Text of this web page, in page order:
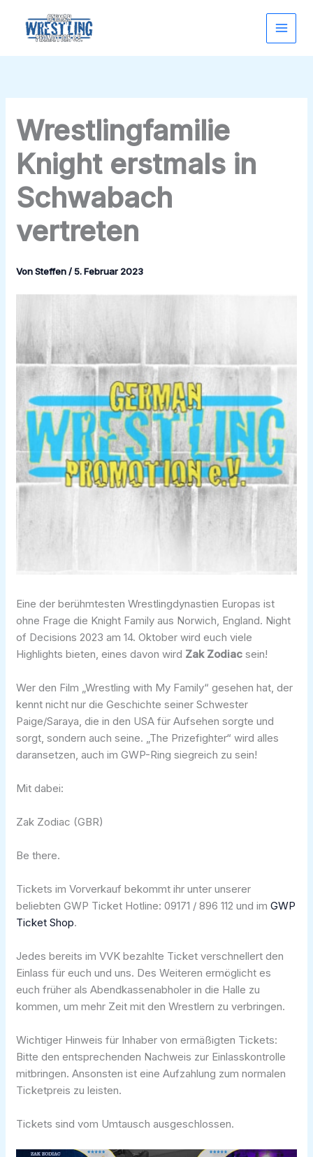
springen
Wrestlingfamilie
Knight erstmals in
Schwabach
vertreten
VonSteffen/5. Februar 2023
Eine der berühmtesten Wrestlingdynastien Europas ist
ohne Frage die Knight Family aus Norwich, England. Night
of Decisions 2023 am 14. Oktober wird euch viele
Highlights bieten, eines davon wird Zak Zodiac sein!
Wer den Film „Wrestling with My Family“ gesehen hat, der
kennt nicht nur die Geschichte seiner Schwester
Paige/Saraya, die in den USA für Aufsehen sorgte und
sorgt, sondern auch seine. „The Prizefighter“ wird alles
daransetzen, auch im GWP-Ring siegreich zu sein!
Mit dabei:
Zak Zodiac (GBR)
Be there.
Tickets im Vorverkauf bekommt ihr unter unserer
beliebten GWP Ticket Hotline: 09171 / 896 112 und imGWP
Ticket Shop.
Jedes bereits im VVK bezahlte Ticket verschnellert den
Einlass für euch und uns. Des Weiteren ermöglicht es
euch früher als Abendkassenabholer in die Halle zu
kommen, um mehr Zeit mit den Wrestlern zu verbringen.
Wichtiger Hinweis für Inhaber von ermäßigten Tickets:
Bitte den entsprechenden Nachweis zur Einlasskontrolle
mitbringen. Ansonsten ist eine Aufzahlung zum normalen
Ticketpreis zu leisten.
Tickets sind vom Umtausch ausgeschlossen.